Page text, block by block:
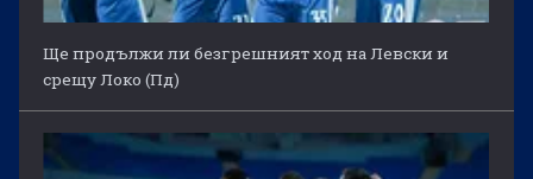
Ще продължи ли безгрешният ход на Левски и
срещу Локо (Пд)